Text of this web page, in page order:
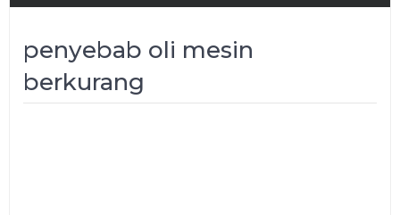
penyebab oli mesin
berkurang